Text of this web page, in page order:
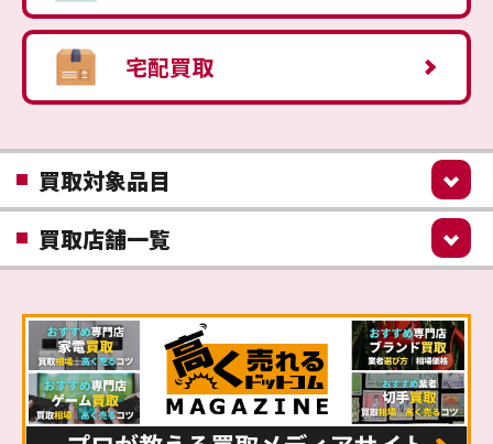
宅配買取
買取対象品目
買取店舗一覧